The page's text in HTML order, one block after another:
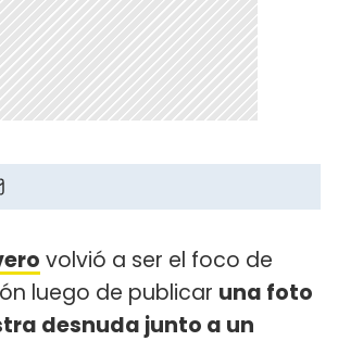
volvió a ser el foco de
luego de publicar una foto
desnuda junto a un